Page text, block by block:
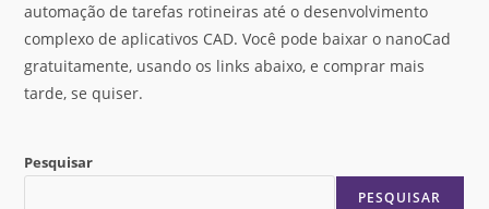
automação de tarefas rotineiras até o desenvolvimento
complexo de aplicativos CAD. Você pode baixar o nanoCad
gratuitamente, usando os links abaixo, e comprar mais
tarde, se quiser.
Pesquisar
PESQUISAR